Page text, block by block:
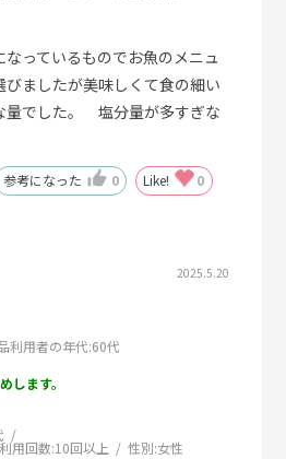
っているものでお魚のメニュ
ましたが美味しくて食の細い
量でした。 塩分量が多すぎな
参考になった 0 Like! 0
2025.5.20
利用者の年代:60代
します。
用回数:10回以上 性別:女性